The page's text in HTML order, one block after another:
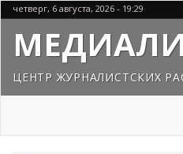
Перейти
к
основному
содержанию
четверг, 6 августа, 2026 - 19:29
ЦЕНТР ЖУРНАЛИСТСКИХ